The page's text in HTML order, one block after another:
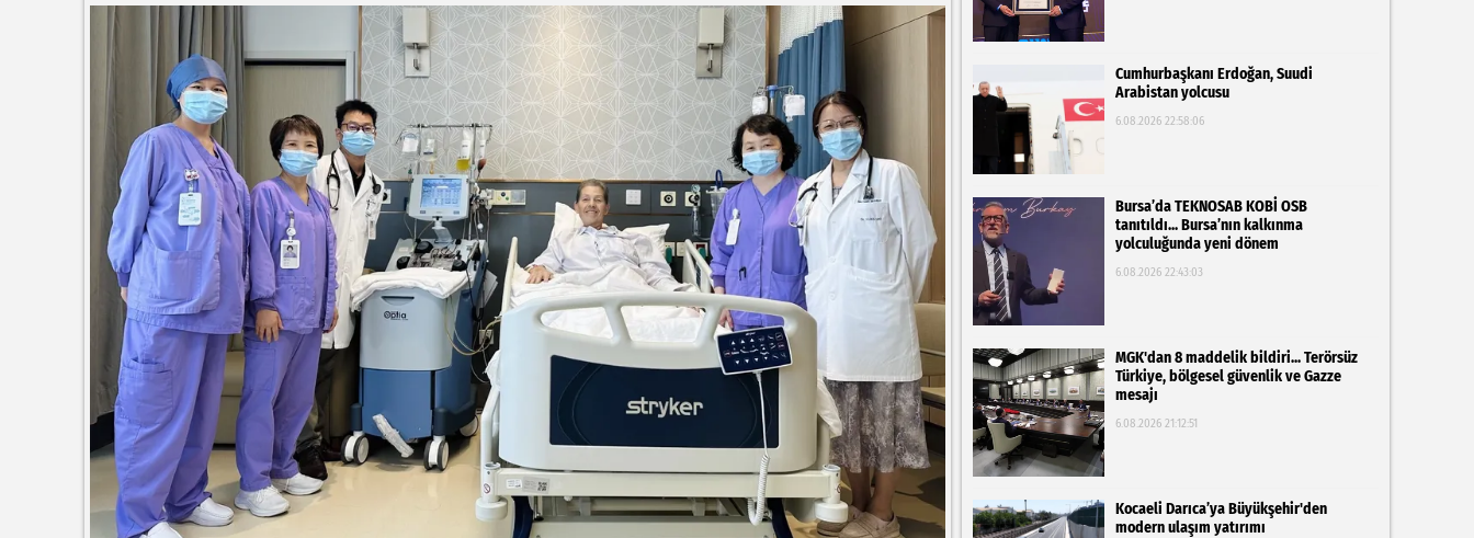
Cumhurbaşkanı Erdoğan, Suudi
Arabistan yolcusu
6.08.2026 22:58:06
Bursa’da TEKNOSAB KOBİ OSB
tanıtıldı... Bursa’nın kalkınma
yolculuğunda yeni dönem
6.08.2026 22:43:03
MGK'dan 8 maddelik bildiri... Terörsüz
Türkiye, bölgesel güvenlik ve Gazze
mesajı
6.08.2026 21:12:51
Kocaeli Darıca’ya Büyükşehir'den
modern ulaşım yatırımı